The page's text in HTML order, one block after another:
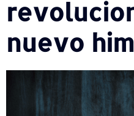
nuevo